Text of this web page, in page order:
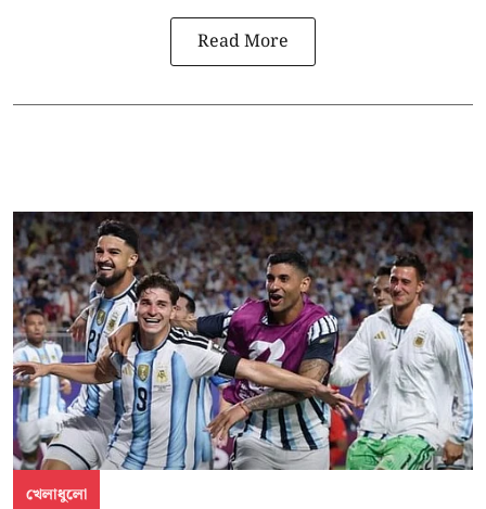
Read More
খেলাধুলো